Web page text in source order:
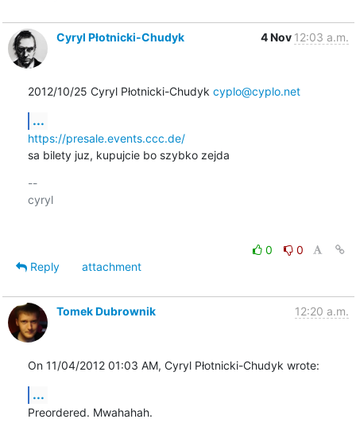
Cyryl Płotnicki-Chudyk 4 Nov 12:03 a.m.
2012/10/25 Cyryl Płotnicki-Chudyk cyplo@cyplo.net
...
https://presale.events.ccc.de/
sa bilety juz, kupujcie bo szybko zejda
--
cyryl
0
0
Reply
attachment
Tomek Dubrownik 12:20 a.m.
On 11/04/2012 01:03 AM, Cyryl Płotnicki-Chudyk wrote:
...
Preordered. Mwahahah.